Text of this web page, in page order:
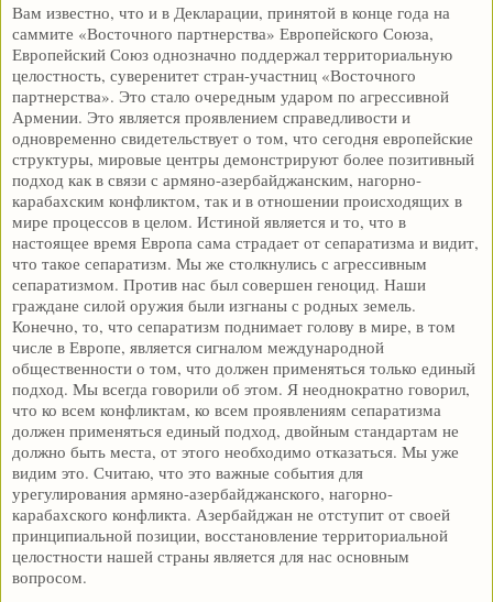
Вам известно, что и в Декларации, принятой в конце года на
саммите «Восточного партнерства» Европейского Союза,
Европейский Союз однозначно поддержал территориальную
целостность, суверенитет стран-участниц «Восточного
партнерства». Это стало очередным ударом по агрессивной
Армении. Это является проявлением справедливости и
одновременно свидетельствует о том, что сегодня европейские
структуры, мировые центры демонстрируют более позитивный
подход как в связи с армяно-азербайджанским, нагорно-
карабахским конфликтом, так и в отношении происходящих в
мире процессов в целом. Истиной является и то, что в
настоящее время Европа сама страдает от сепаратизма и видит,
что такое сепаратизм. Мы же столкнулись с агрессивным
сепаратизмом. Против нас был совершен геноцид. Наши
граждане силой оружия были изгнаны с родных земель.
Конечно, то, что сепаратизм поднимает голову в мире, в том
числе в Европе, является сигналом международной
общественности о том, что должен применяться только единый
подход. Мы всегда говорили об этом. Я неоднократно говорил,
что ко всем конфликтам, ко всем проявлениям сепаратизма
должен применяться единый подход, двойным стандартам не
должно быть места, от этого необходимо отказаться. Мы уже
видим это. Считаю, что это важные события для
урегулирования армяно-азербайджанского, нагорно-
карабахского конфликта. Азербайджан не отступит от своей
принципиальной позиции, восстановление территориальной
целостности нашей страны является для нас основным
вопросом.